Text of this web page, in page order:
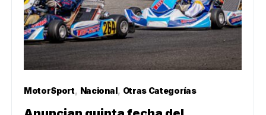
MotorSport Nacional Otras Categorías